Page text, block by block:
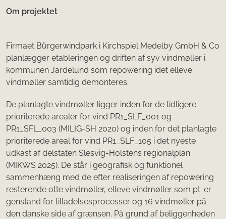
Om projektet
Firmaet Bürgerwindpark i Kirchspiel Medelby GmbH & Co
planlægger etableringen og driften af syv vindmøller i
kommunen Jardelund som repowering idet elleve
vindmøller samtidig demonteres.
De planlagte vindmøller ligger inden for de tidligere
prioriterede arealer for vind PR1_SLF_001 og
PR1_SFL_003 (MILIG-SH 2020) og inden for det planlagte
prioriterede areal for vind PR1_SLF_105 i det nyeste
udkast af delstaten Slesvig-Holstens regionalplan
(MIKWS 2025). De står i geografisk og funktionel
sammenhæng med de efter realiseringen af repowering
resterende otte vindmøller, elleve vindmøller som pt. er
genstand for tilladelsesprocesser og 16 vindmøller på
den danske side af grænsen. På grund af beliggenheden